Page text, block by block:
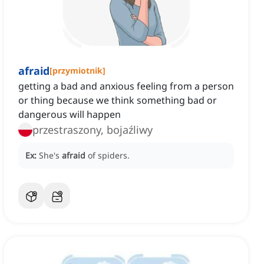
afraid[przymiotnik]
getting a bad and anxious feeling from a person
or thing because we think something bad or
dangerous will happen
przestraszony, bojaźliwy
Ex: She's afraid of spiders.